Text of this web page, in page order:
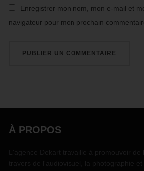
Enregistrer mon nom, mon e-mail et
navigateur pour mon prochain
À PROPOS